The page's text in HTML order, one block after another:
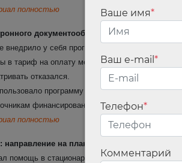
полностью
документооборота нельзя
внедрило у себя программный комплекс для
в тариф на оплату медпомощи в рамках ОМС.
отказался.
программу для деятельности в
финансирования.
полностью
на плановое лечение в
помощь в стационаре на сумму более 100
Ваше имя*
Ваш e-mail *
Телефон*
Комментарий